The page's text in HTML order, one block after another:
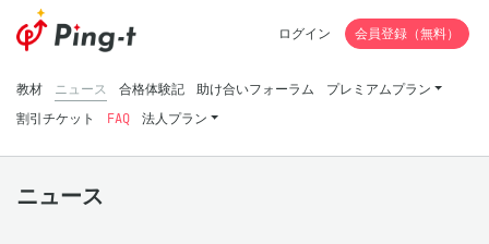
教材 ニュース 合格体験記 助け合いフォーラム
プレミアムプラン
割引チケット
FAQ 法人プラン
ログイン 会員登録（無料）
ニュース